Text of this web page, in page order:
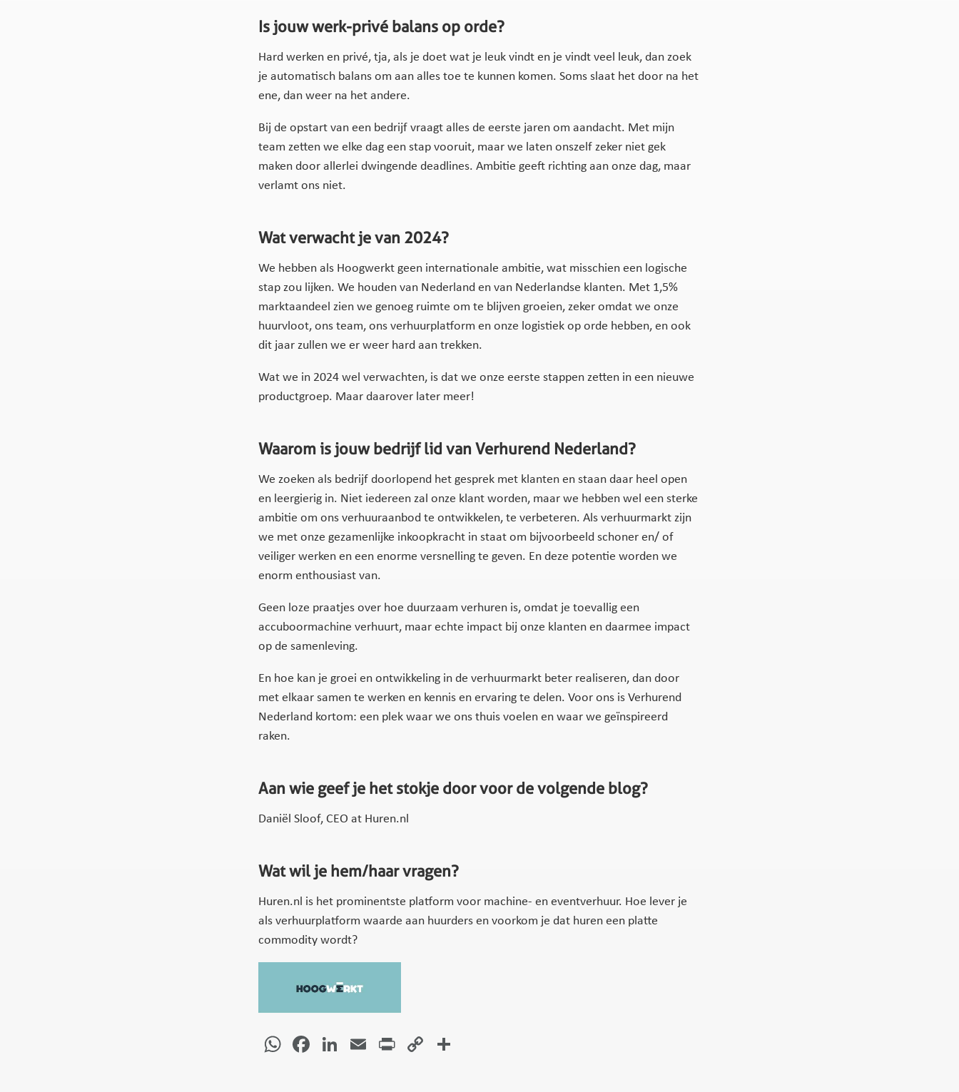
Is jouw werk-privé balans op orde?
Hard werken en privé, tja, als je doet wat je leuk vindt en je vindt veel leuk, dan zoek
je automatisch balans om aan alles toe te kunnen komen. Soms slaat het door na het
ene, dan weer na het andere.
Bij de opstart van een bedrijf vraagt alles de eerste jaren om aandacht. Met mijn
team zetten we elke dag een stap vooruit, maar we laten onszelf zeker niet gek
maken door allerlei dwingende deadlines. Ambitie geeft richting aan onze dag, maar
verlamt ons niet.
Wat verwacht je van 2024?
We hebben als Hoogwerkt geen internationale ambitie, wat misschien een logische
stap zou lijken. We houden van Nederland en van Nederlandse klanten. Met 1,5%
marktaandeel zien we genoeg ruimte om te blijven groeien, zeker omdat we onze
huurvloot, ons team, ons verhuurplatform en onze logistiek op orde hebben, en ook
dit jaar zullen we er weer hard aan trekken.
Wat we in 2024 wel verwachten, is dat we onze eerste stappen zetten in een nieuwe
productgroep. Maar daarover later meer!
Waarom is jouw bedrijf lid van Verhurend Nederland?
We zoeken als bedrijf doorlopend het gesprek met klanten en staan daar heel open
en leergierig in. Niet iedereen zal onze klant worden, maar we hebben wel een sterke
ambitie om ons verhuuraanbod te ontwikkelen, te verbeteren. Als verhuurmarkt zijn
we met onze gezamenlijke inkoopkracht in staat om bijvoorbeeld schoner en/ of
veiliger werken en een enorme versnelling te geven. En deze potentie worden we
enorm enthousiast van.
Geen loze praatjes over hoe duurzaam verhuren is, omdat je toevallig een
accuboormachine verhuurt, maar echte impact bij onze klanten en daarmee impact
op de samenleving.
En hoe kan je groei en ontwikkeling in de verhuurmarkt beter realiseren, dan door
met elkaar samen te werken en kennis en ervaring te delen. Voor ons is Verhurend
Nederland kortom: een plek waar we ons thuis voelen en waar we geïnspireerd
raken.
Aan wie geef je het stokje door voor de volgende blog?
Daniël Sloof, CEO at Huren.nl
Wat wil je hem/haar vragen?
Huren.nl is het prominentste platform voor machine- en eventverhuur. Hoe lever je
als verhuurplatform waarde aan huurders en voorkom je dat huren een platte
commodity wordt?
WhatsApp
Facebook
LinkedIn
EmailPrintCopy